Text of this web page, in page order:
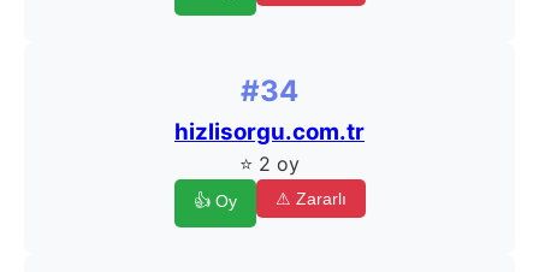
#34
hizlisorgu.com.tr
⭐ 2 oy
👍 Oy ⚠ Zararlı